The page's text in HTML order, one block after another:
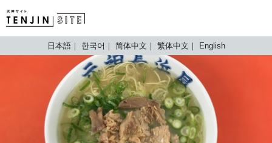
TENJIN SITE
日本語 한국어 简体中文 繁体中文 English